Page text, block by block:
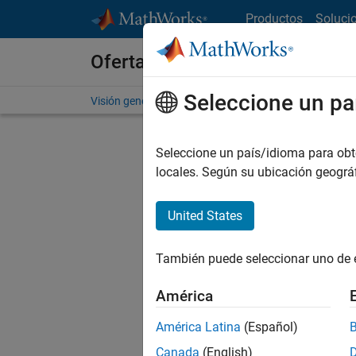
Productos
Ofertas de empleo en
Visión general Búsqueda de empleo Oficinas
No se
Seleccione un
Seleccione un país/idioma para
locales. Según su ubicación
United States
También puede seleccionar uno
América
América Latina (Español)
Canada (English)